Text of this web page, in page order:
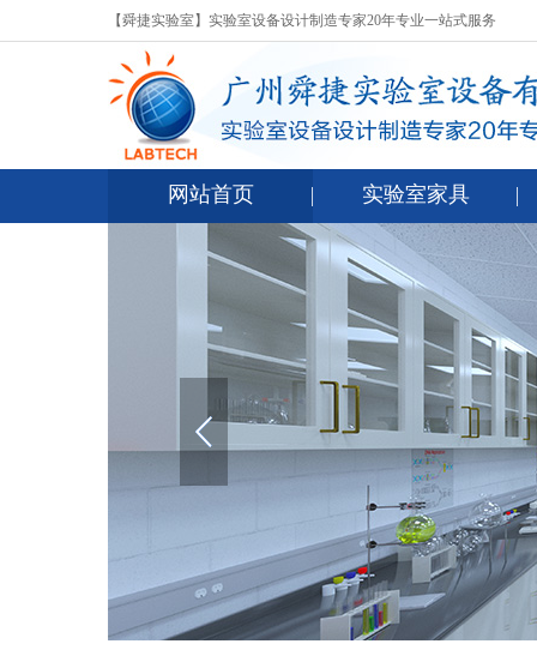
【舜捷实验室】实验室设备设计制造专家20年专业一站式服务
网站首页 实验室家具